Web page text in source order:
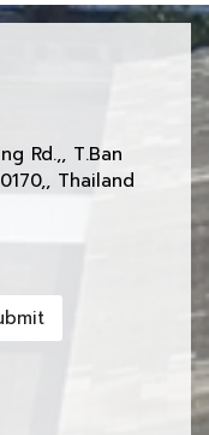
Rd.,, T.Ban
Thailand